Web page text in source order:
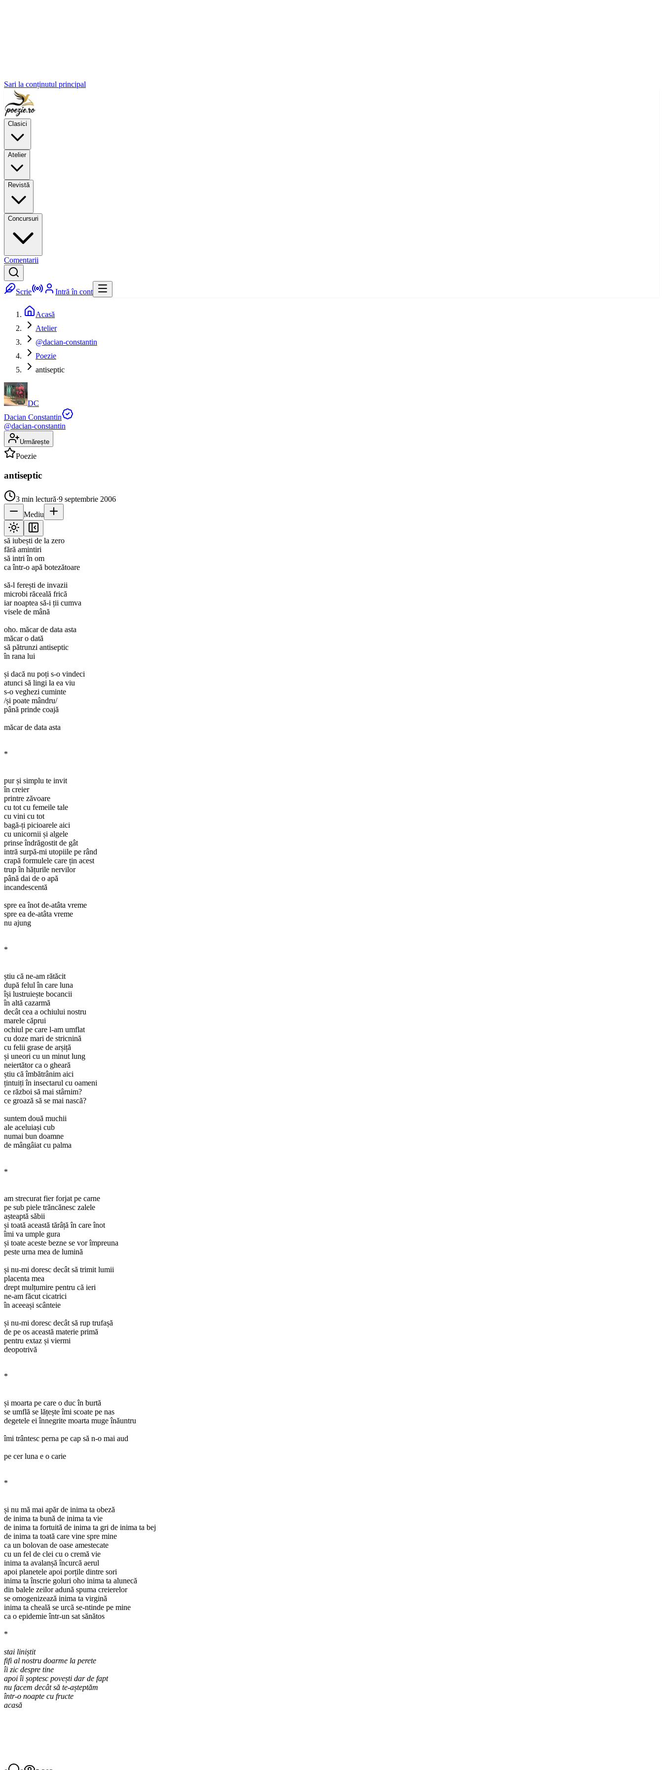
Sari la conținutul principal
Clasici
Atelier
Revistă
Concursuri
Comentarii
Scrie Intră în cont
Acasă
Atelier
@dacian-constantin
Poezie
antiseptic
DC
Dacian Constantin
@dacian-constantin
Urmărește
Poezie
antiseptic
3 min lectură·9 septembrie 2006
Mediu
să iubești de la zero
fără amintiri
să intri în om
ca într-o apă botezătoare
să-l ferești de invazii
microbi răceală frică
iar noaptea să-i ții cumva
visele de mână
oho. măcar de data asta
măcar o dată
să pătrunzi antiseptic
în rana lui
și dacă nu poți s-o vindeci
atunci să lingi la ea viu
s-o veghezi cuminte
/și poate mândru/
până prinde coajă
măcar de data asta
*
pur și simplu te invit
în creier
printre zăvoare
cu tot cu femeile tale
cu vini cu tot
bagă-ți picioarele aici
cu unicornii și algele
prinse îndrăgostit de gât
intră surpă-mi utopiile pe rând
crapă formulele care țin acest
trup în hățurile nervilor
până dai de o apă
incandescentă
spre ea înot de-atâta vreme
spre ea de-atâta vreme
nu ajung
*
știu că ne-am rătăcit
după felul în care luna
își lustruiește bocancii
în altă cazarmă
decât cea a ochiului nostru
marele căprui
ochiul pe care l-am umflat
cu doze mari de stricnină
cu felii grase de arșiță
și uneori cu un minut lung
neiertător ca o gheară
știu că îmbătrânim aici
țintuiți în insectarul cu oameni
ce război să mai stârnim?
ce groază să se mai nască?
suntem două muchii
ale aceluiași cub
numai bun doamne
de mângâiat cu palma
*
am strecurat fier forjat pe carne
pe sub piele trăncănesc zalele
așteaptă săbii
și toată această tărâță în care înot
îmi va umple gura
și toate aceste bezne se vor împreuna
peste urna mea de lumină
și nu-mi doresc decât să trimit lumii
placenta mea
drept mulțumire pentru că ieri
ne-am făcut cicatrici
în aceeași scânteie
și nu-mi doresc decât să rup trufașă
de pe os această materie primă
pentru extaz și viermi
deopotrivă
*
și moarta pe care o duc în burtă
se umflă se lățește îmi scoate pe nas
degetele ei înnegrite moarta muge înăuntru
îmi trântesc perna pe cap să n-o mai aud
pe cer luna e o carie
*
și nu mă mai apăr de inima ta obeză
de inima ta bună de inima ta vie
de inima ta fortuită de inima ta gri de inima ta bej
de inima ta toată care vine spre mine
ca un bolovan de oase amestecate
cu un fel de clei cu o cremă vie
inima ta avalanșă încurcă aerul
apoi planetele apoi porțile dintre sori
inima ta înscrie goluri oho inima ta alunecă
din balele zeilor adună spuma creierelor
se omogenizează inima ta virgină
inima ta cheală se urcă se-ntinde pe mine
ca o epidemie într-un sat sănătos
*
stai liniștit
fifi al nostru doarme la perete
îi zic despre tine
apoi îi șoptesc povești dar de fapt
nu facem decât să te-așteptăm
într-o noapte cu fructe
acasă